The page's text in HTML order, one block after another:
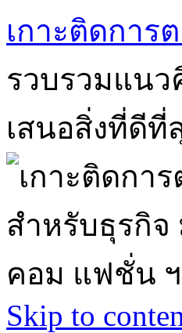
เกาะติดกา
รวบรวมแนว
เสนอสิ่งที่ดีที่
Skip to